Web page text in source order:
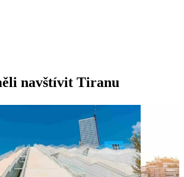
navštívit Tiranu